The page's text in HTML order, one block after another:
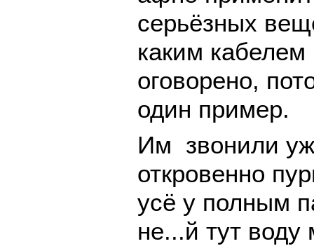
серьёзных
каким кабелем
оговорено,
один пример.
Им звонили
откровенно
усё у полным
не...й тут воду